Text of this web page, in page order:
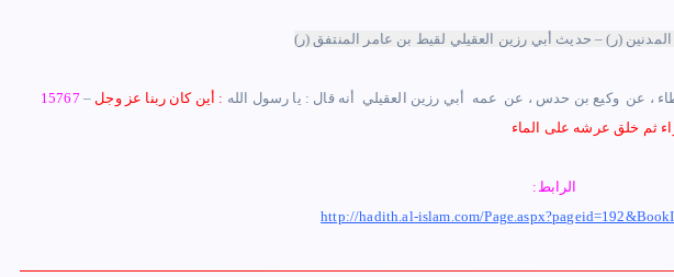
(ر) – حديث أبي رزين العقيلي لقيط بن عامر المنتفق (ر)
15767 – ‏، عن ‏ ‏وكيع بن حدس ‏، عن ‏ ‏عمه ‏ ‏أبي رزين العقيلي ‏ ‏أنه قال : يا رسول الله
: ‏أين كان ربنا عز وجل
الرابط:
http://hadith.al-islam.com/